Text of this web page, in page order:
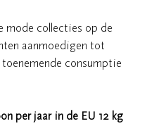
mode collecties op de
aanmoedigen tot
consumptie
per jaar in de EU 12 kg